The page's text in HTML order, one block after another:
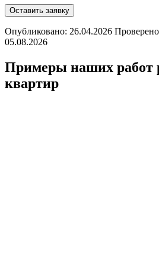
Оставить заявку
Опубликовано: 26.04.2026 Проверено
05.08.2026
Примеры наших работ
квартир